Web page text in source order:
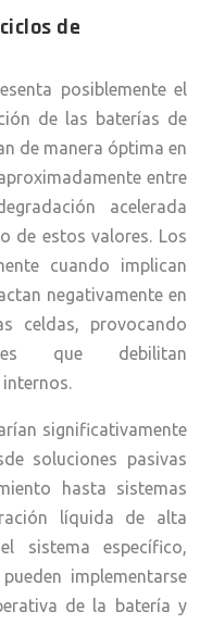
de
posiblemente el
de las baterías de
de manera óptima en
entre
acelerada
de estos valores. Los
cuando implican
negativamente en
celdas, provocando
que debilitan
significativamente
soluciones pasivas
hasta sistemas
líquida de alta
sistema específico,
implementarse
de la batería y